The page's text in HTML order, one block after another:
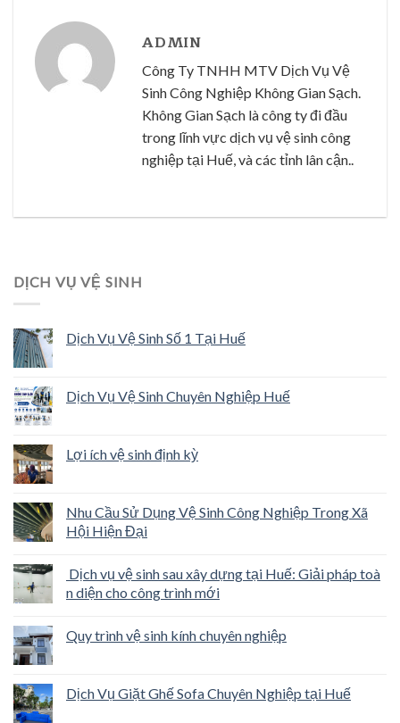
ADMIN
Công Ty TNHH MTV Dịch Vụ Vệ
Sinh Công Nghiệp Không Gian Sạch.
Không Gian Sạch là công ty đi đầu
trong lĩnh vực dịch vụ vệ sinh công
nghiệp tại Huế, và các tỉnh lân cận..
DỊCH VỤ VỆ SINH
Dịch Vụ Vệ Sinh Số 1 Tại Huế
Dịch Vụ Vệ Sinh Chuyên Nghiệp Huế
Lợi ích vệ sinh định kỳ
Nhu Cầu Sử Dụng Vệ Sinh Công Nghiệp Trong Xã
Hội Hiện Đại
Dịch vụ vệ sinh sau xây dựng tại Huế: Giải pháp toà
n diện cho công trình mới
Quy trình vệ sinh kính chuyên nghiệp
Dịch Vụ Giặt Ghế Sofa Chuyên Nghiệp tại Huế